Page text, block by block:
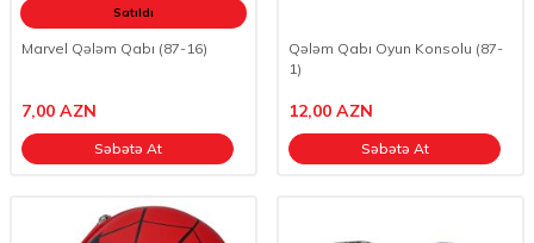
Satıldı
Marvel Qələm Qabı (87-16)
7,00 AZN
Səbətə At
Qələm Qabı Oyun Konsolu (87-
1)
12,00 AZN
Səbətə At